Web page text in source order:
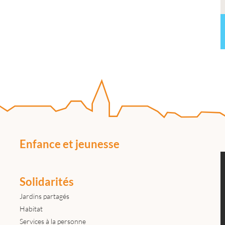
Enfance et jeunesse
Solidarités
Jardins partagés
Habitat
Services à la personne